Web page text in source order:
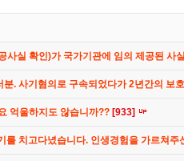
사실 확인)가 국가기관에 임의 제공된 사
분. 사기혐의로 구속되었다가 2년간의 보
억울하지도 않습니까?? [933]
를 치고다녔습니다. 인생경험을 가르쳐